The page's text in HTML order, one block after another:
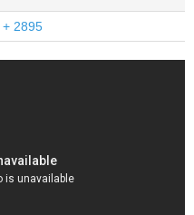
+ 2895